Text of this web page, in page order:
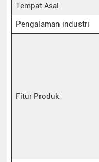
Tempat Asal
Pengalaman industri
Fitur Produk